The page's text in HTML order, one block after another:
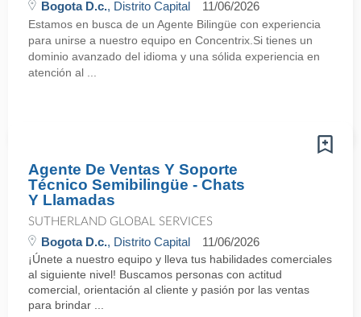
Bogota D.c., Distrito Capital 11/06/2026
Estamos en busca de un Agente Bilingüe con experiencia
para unirse a nuestro equipo en Concentrix.Si tienes un
dominio avanzado del idioma y una sólida experiencia en
atención al ...
Agente De Ventas Y Soporte
Técnico Semibilingüe - Chats
Y Llamadas
SUTHERLAND GLOBAL SERVICES
Bogota D.c., Distrito Capital 11/06/2026
¡Únete a nuestro equipo y lleva tus habilidades comerciales
al siguiente nivel! Buscamos personas con actitud
comercial, orientación al cliente y pasión por las ventas
para brindar ...